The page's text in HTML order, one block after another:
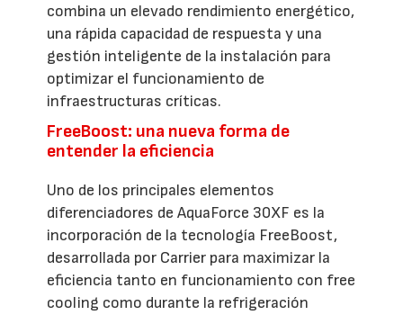
combina un elevado rendimiento energético,
una rápida capacidad de respuesta y una
gestión inteligente de la instalación para
optimizar el funcionamiento de
infraestructuras críticas.
FreeBoost: una nueva forma de
entender la eficiencia
Uno de los principales elementos
diferenciadores de AquaForce 30XF es la
incorporación de la tecnología FreeBoost,
desarrollada por Carrier para maximizar la
eficiencia tanto en funcionamiento con free
cooling como durante la refrigeración